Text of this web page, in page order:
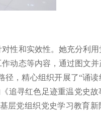
性和实效性。她充分利用
动态等内容，通过图文并
径，精心组织开展了“诵读
追寻红色足迹重温党史故
层党组织党史学习教育新